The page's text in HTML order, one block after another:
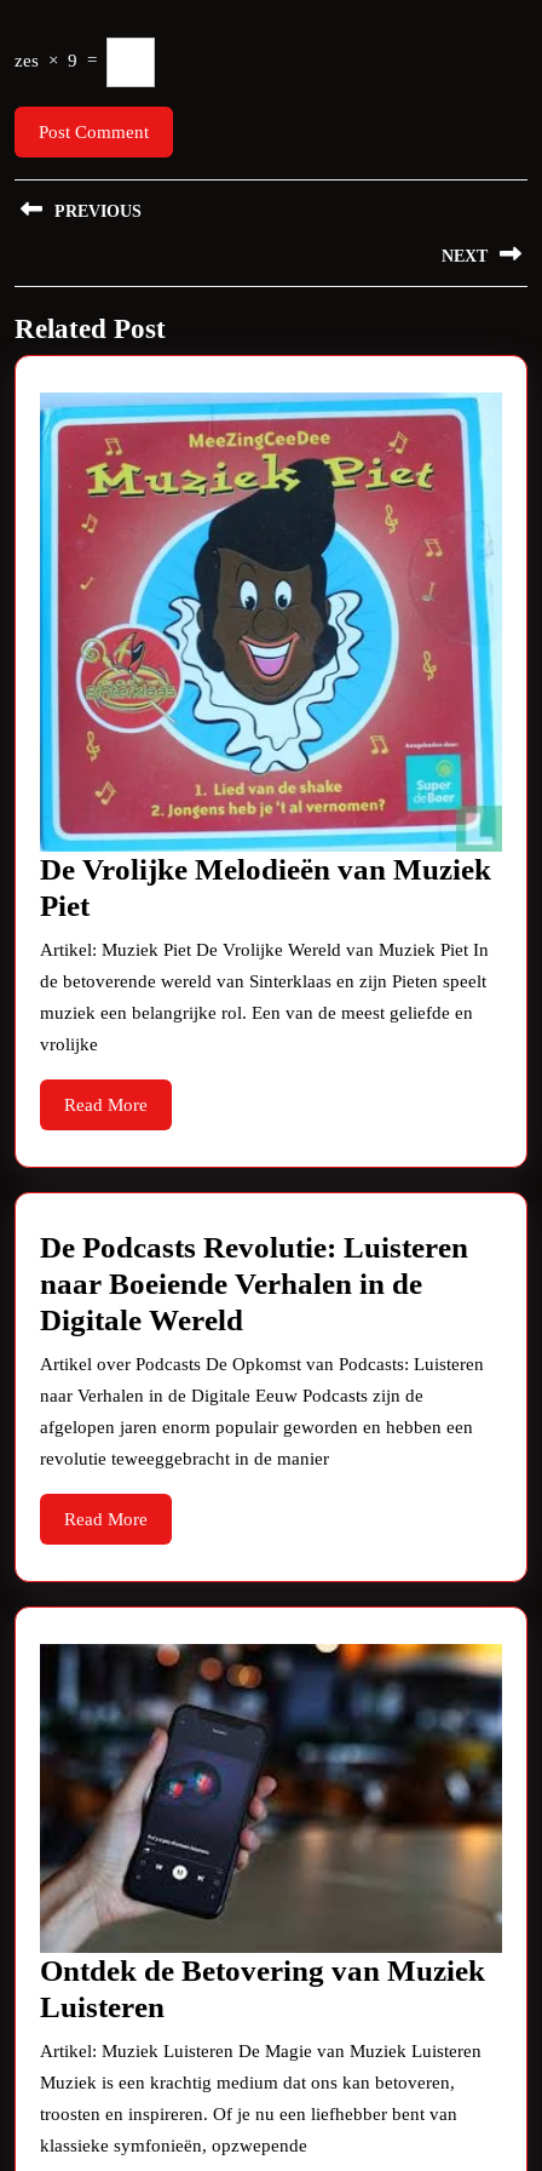
zes × 9 =
Bericht
PREVIOUS
post:
NEXT
Next
post:
Related Post
De Vrolijke Melodieën van Muziek
PietDe
Vrolijke
Melodieën
van
Muziek
Piet
Artikel: Muziek Piet De Vrolijke Wereld van Muziek Piet In
de betoverende wereld van Sinterklaas en zijn Pieten speelt
muziek een belangrijke rol. Een van de meest geliefde en
vrolijke
Read More
More
De Podcasts Revolutie: Luisteren
naar Boeiende Verhalen in de
Digitale Wereld
Podcasts
Revolutie:
Luisteren
naar
in
de
Digitale
Wereld
Artikel over Podcasts De Opkomst van Podcasts: Luisteren
naar Verhalen in de Digitale Eeuw Podcasts zijn de
afgelopen jaren enorm populair geworden en hebben een
revolutie teweeggebracht in de manier
Read More
More
Ontdek de Betovering van Muziek
Luisteren
de
Betovering
van
Muziek
Artikel: Muziek Luisteren De Magie van Muziek Luisteren
Muziek is een krachtig medium dat ons kan betoveren,
troosten en inspireren. Of je nu een liefhebber bent van
klassieke symfonieën, opzwepende